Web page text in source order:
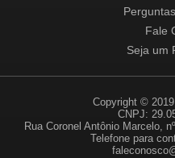
Fale
Seja um
Copyright ©
CNPJ:
Rua Coronel Antônio Marcelo,
Telefone para